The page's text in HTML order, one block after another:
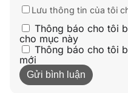
Lưu thông tin của tôi
Thông báo cho tôi
cho mục này
Thông báo cho tôi
mới